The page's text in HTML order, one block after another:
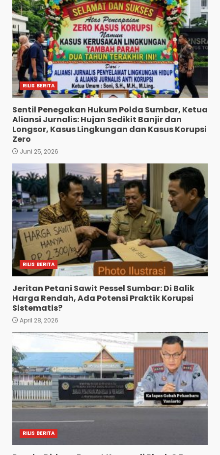
RILIS BERITA
Sentil Penegakan Hukum Polda Sumbar, Ketua
Aliansi Jurnalis: Hujan Sedikit Banjir dan
Longsor, Kasus Lingkungan dan Kasus Korupsi
Zero
Juni 25, 2026
RILIS BERITA
Jeritan Petani Sawit Pessel Sumbar: Di Balik
Harga Rendah, Ada Potensi Praktik Korupsi
Sistematis?
April 28, 2026
RILIS BERITA